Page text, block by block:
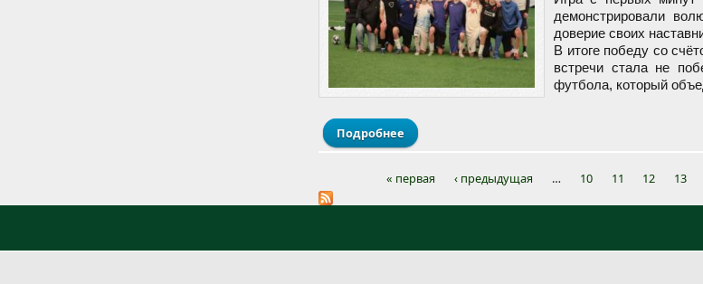
демонстрировали
доверие своих
В итоге победу со
встречи стала не
футбола, который
Подробнее о Традиционный матч памяти Вячеслава
Страницы
« первая ‹ предыдущая … 10 11 12 13